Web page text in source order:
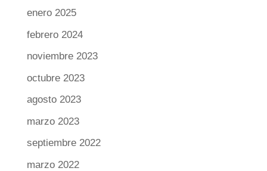
enero 2025
febrero 2024
noviembre 2023
octubre 2023
agosto 2023
marzo 2023
septiembre 2022
marzo 2022